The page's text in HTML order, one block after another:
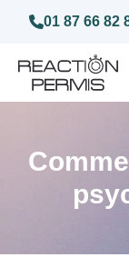
01 87 66 82